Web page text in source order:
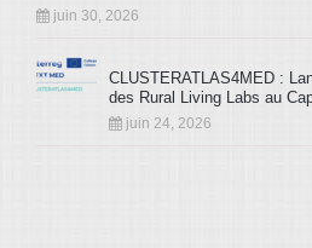
juin 30, 2026
CLUSTERATLAS4MED :
des Rural Living Labs au
juin 24, 2026